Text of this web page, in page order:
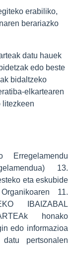
erabiliko,
berariazko
datu hauek
edo beste
bidaltzeko
elkartearen
litezkeen
Erregelamendu
13.
eta eskubide
11.
IBAIZABAL
honako
edo informazioa
pertsonalen